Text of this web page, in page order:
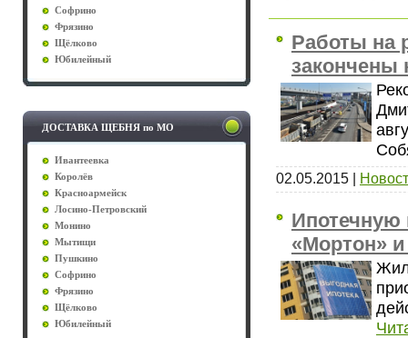
Софрино
Фрязино
Щёлково
Юбилейный
ДОСТАВКА ЩЕБНЯ по МО
Ивантеевка
Королёв
Красноармейск
Лосино-Петровский
Монино
Мытищи
Пушкино
Софрино
Фрязино
Щёлково
Юбилейный
Работы на
закончены
02.05.2015 |
Ипотечную
«Мортон»